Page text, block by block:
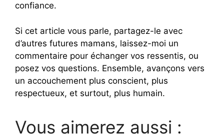
confiance.
Si cet article vous parle, partagez-le avec
d’autres futures mamans, laissez-moi un
commentaire pour échanger vos ressentis, ou
posez vos questions. Ensemble, avançons vers
un accouchement plus conscient, plus
respectueux, et surtout, plus humain.
Vous aimerez aussi :